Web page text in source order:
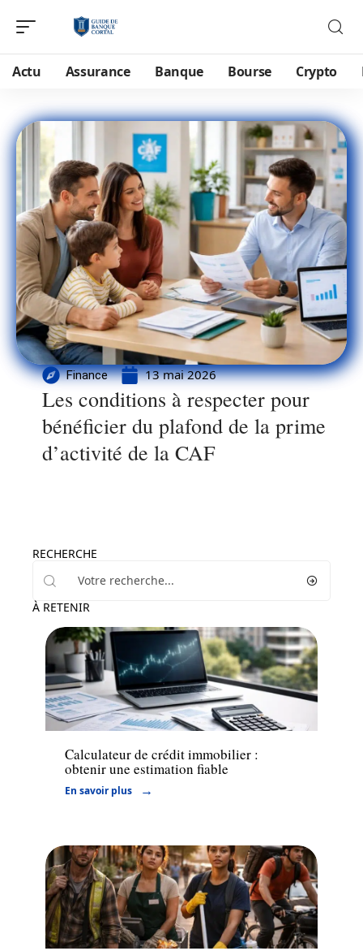
Actu Assurance Banque Bourse Crypto
Finance 13 mai 2026
Les conditions à respecter pour
bénéficier du plafond de la prime
d’activité de la CAF
RECHERCHE
À RETENIR
Financement
Calculateur de crédit immobilier :
obtenir une estimation fiable
En savoir plus
Actu